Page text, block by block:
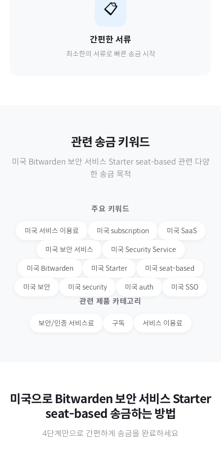
📋
간편한 서류
최소한의 서류로 빠른 송금 시작
관련 송금 키워드
미국 Bitwarden 보안 서비스 Starter seat-based 관련 다양
한 송금 목적
주요 키워드
미국 서비스 이용료 미국 subscription 미국 SaaS
미국 보안 서비스 미국 Security Service
미국 Bitwarden 미국 Starter 미국 seat-based
미국 보안 미국 security 미국 auth 미국 SSO
관련 제품 카테고리
보안/인증 서비스료 구독 서비스 이용료
미국으로 Bitwarden 보안 서비스 Starter
seat-based 송금하는 방법
4단계만으로 간편하게 송금을 완료하세요